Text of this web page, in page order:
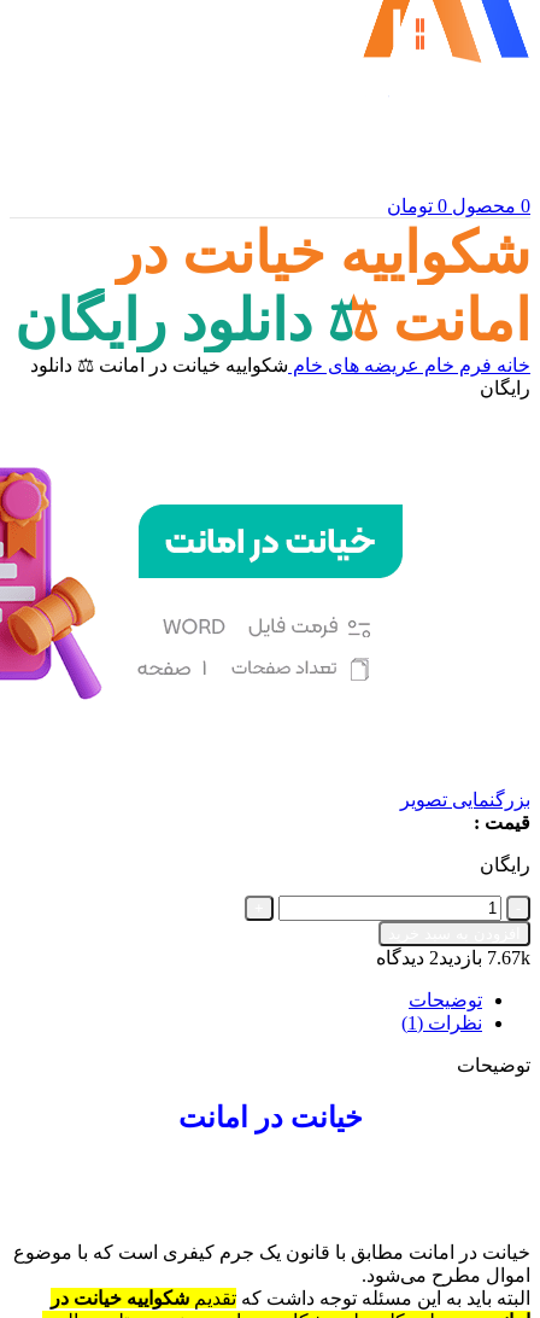
0 محصول 0 تومان
شکواییه خیانت در
امانت ⚖️ دانلود رایگان
خانه فرم خام عریضه های خام شکواییه خیانت در امانت ⚖️ دانلود
رایگان
بزرگنمایی تصویر
قیمت :
رایگان
شکواییه
خیانت
در
امانت
⚖️
دانلود
عدد
7.67k بازدید 2 دیدگاه
توضیحات
نظرات (1)
توضیحات
خیانت در امانت
خیانت در امانت مطابق با قانون یک جرم کیفری است که با موضوع
اموال مطرح می‌شود.
البته باید به این مسئله توجه داشت که تقدیم شکواییه خیانت در